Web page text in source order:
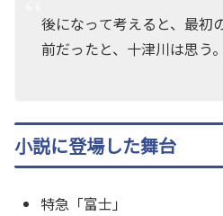
後になって考えると、最初
前だったと、十津川は思う。
小説に登場した舞台
特急「富士」